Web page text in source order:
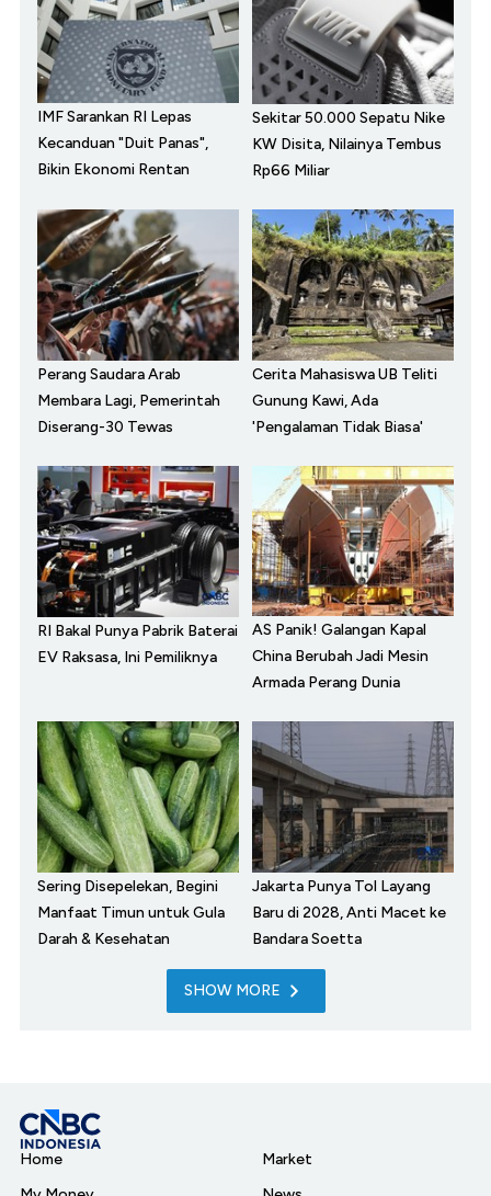
IMF Sarankan RI Lepas
Kecanduan "Duit Panas",
Bikin Ekonomi Rentan
Sekitar 50.000 Sepatu Nike
KW Disita, Nilainya Tembus
Rp66 Miliar
Perang Saudara Arab
Membara Lagi, Pemerintah
Diserang-30 Tewas
Cerita Mahasiswa UB Teliti
Gunung Kawi, Ada
'Pengalaman Tidak Biasa'
RI Bakal Punya Pabrik Baterai
EV Raksasa, Ini Pemiliknya
AS Panik! Galangan Kapal
China Berubah Jadi Mesin
Armada Perang Dunia
Sering Disepelekan, Begini
Manfaat Timun untuk Gula
Darah & Kesehatan
Jakarta Punya Tol Layang
Baru di 2028, Anti Macet ke
Bandara Soetta
SHOW MORE
Home
Market